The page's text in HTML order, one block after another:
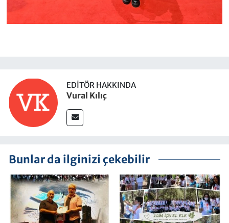
EDITÖR HAKKINDA
Vural Kılıç
Bunlar da ilginizi çekebilir